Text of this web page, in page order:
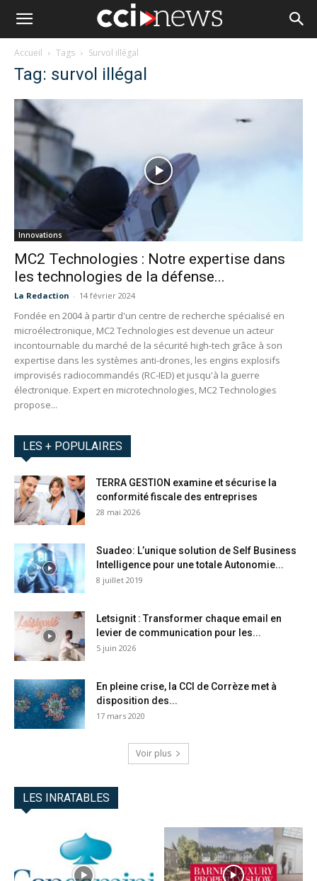
Accueil Tags Survol illégal
Tag: survol illégal
Innovations
MC2 Technologies : Notre expertise dans
les technologies de la défense...
La Redaction - 14 février 2024
Fondée en 2004 à partir d'un centre de recherche spécialisé en
microélectronique, MC2 Technologies est devenue un acteur
incontournable du marché de la sécurité high-tech grâce à son
expertise dans les systèmes anti-drones, les engins explosifs
improvisés radiocommandés (RC-IED) et jusqu'à la guerre
électronique. Expert en microtechnologies, MC2 Technologies
propose...
LES + POPULAIRES
TERRA GESTION examine et sécurise la
conformité fiscale des entreprises
28 mai 2026
Suadeo: L’unique solution de Self Business
Intelligence pour une totale Autonomie...
8 juillet 2019
Letsignit : Transformer chaque email en
levier de communication pour les...
5 juin 2026
En pleine crise, la CCI de Corrèze met à
disposition des...
17 mars 2020
Voir plus
LES INRATABLES